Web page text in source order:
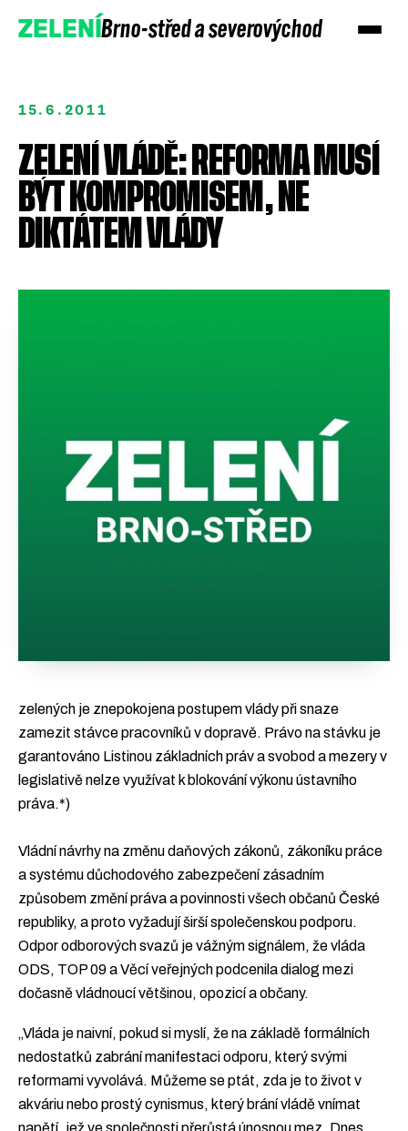
ZELENÍBrno-střed a severovýchod
15.6.2011
ZELENÍ VLÁDĚ: REFORMA MUSÍ
BÝT KOMPROMISEM, NE
DIKTÁTEM VLÁDY
zelených je znepokojena postupem vlády při snaze
zamezit stávce pracovníků v dopravě. Právo na stávku je
garantováno Listinou základních práv a svobod a mezery v
legislativě nelze využívat k blokování výkonu ústavního
práva.*)
Vládní návrhy na změnu daňových zákonů, zákoníku práce
a systému důchodového zabezpečení zásadním
způsobem změní práva a povinnosti všech občanů České
republiky, a proto vyžadují širší společenskou podporu.
Odpor odborových svazů je vážným signálem, že vláda
ODS, TOP 09 a Věcí veřejných podcenila dialog mezi
dočasně vládnoucí většinou, opozicí a občany.
„Vláda je naivní, pokud si myslí, že na základě formálních
nedostatků zabrání manifestaci odporu, který svými
reformami vyvolává. Můžeme se ptát, zda je to život v
akváriu nebo prostý cynismus, který brání vládě vnímat
napětí, jež ve společnosti přerůstá únosnou mez. Dnes